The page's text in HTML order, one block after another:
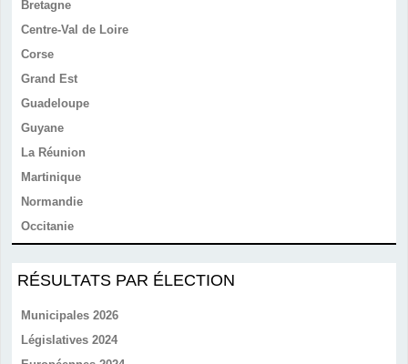
Bretagne
Centre-Val de Loire
Corse
Grand Est
Guadeloupe
Guyane
La Réunion
Martinique
Normandie
Occitanie
RÉSULTATS PAR ÉLECTION
Municipales 2026
Législatives 2024